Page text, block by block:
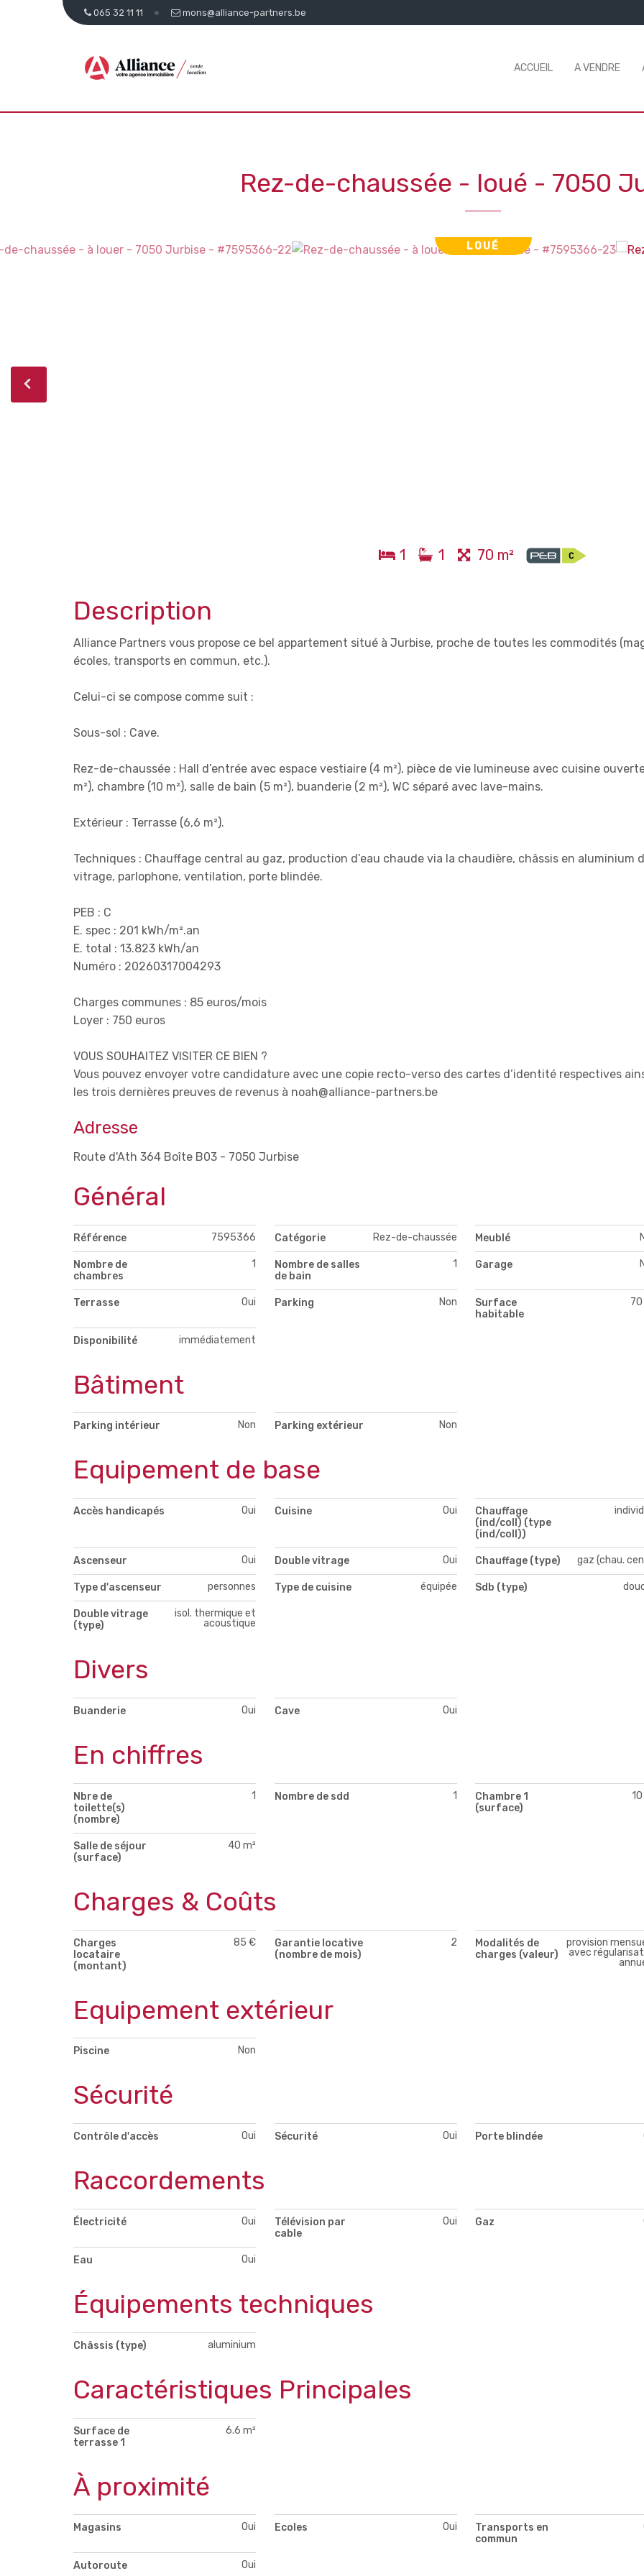
065 32 11 11 mons@alliance-partners.be
ACCUEIL A VENDRE
Rez-de-chaussée - loué - 7050
LOUÉ
1 1 70 m²
Description
Alliance Partners vous propose ce bel appartement situé à Jurbise, proche de toutes les commodités
écoles, transports en commun, etc.).
Celui-ci se compose comme suit :
Sous-sol : Cave.
Rez-de-chaussée : Hall d’entrée avec espace vestiaire (4 m²), pièce de vie lumineuse avec cuisine
m²), chambre (10 m²), salle de bain (5 m²), buanderie (2 m²), WC séparé avec lave-mains.
Extérieur : Terrasse (6,6 m²).
Techniques : Chauffage central au gaz, production d’eau chaude via la chaudière, châssis en aluminium
vitrage, parlophone, ventilation, porte blindée.
PEB : C
E. spec : 201 kWh/m².an
E. total : 13.823 kWh/an
Numéro : 20260317004293
Charges communes : 85 euros/mois
Loyer : 750 euros
VOUS SOUHAITEZ VISITER CE BIEN ?
Vous pouvez envoyer votre candidature avec une copie recto-verso des cartes d’identité respectives
les trois dernières preuves de revenus à noah@alliance-partners.be
Adresse
Route d'Ath 364 Boîte B03 - 7050 Jurbise
Général
Référence 7595366 Catégorie Rez-de-chaussée Meublé
Nombre de
chambres
1
Nombre de salles
de bain
1 Garage
Terrasse Oui Parking Non
Surface
habitable
70
Disponibilité immédiatement
Bâtiment
Parking intérieur Non Parking extérieur Non
Equipement de base
Accès handicapés Oui Cuisine Oui
Chauffage
(ind/coll) (type
(ind/coll))
Ascenseur Oui Double vitrage Oui Chauffage (type) gaz (chau.
Type d'ascenseur personnes Type de cuisine équipée Sdb (type)
Double vitrage
(type)
isol. thermique et
acoustique
Divers
Buanderie Oui Cave Oui
En chiffres
Nbre de
toilette(s)
(nombre)
1 Nombre de sdd 1
Chambre 1
(surface)
Salle de séjour
(surface)
40 m²
Charges & Coûts
Charges
locataire
(montant)
85 €
Garantie locative
(nombre de mois)
2
Modalités de
charges (valeur)
provision
avec
Equipement extérieur
Piscine Non
Sécurité
Contrôle d'accès Oui Sécurité Oui Porte blindée
Raccordements
Électricité Oui
Télévision par
cable
Oui Gaz
Eau Oui
Équipements techniques
Châssis (type) aluminium
Caractéristiques Principales
Surface de
terrasse 1
6.6 m²
À proximité
Magasins Oui Ecoles Oui
Transports en
commun
Autoroute Oui